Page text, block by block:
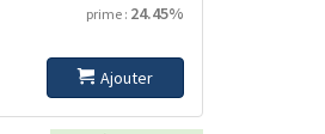
prime : 24.45%
Ajouter